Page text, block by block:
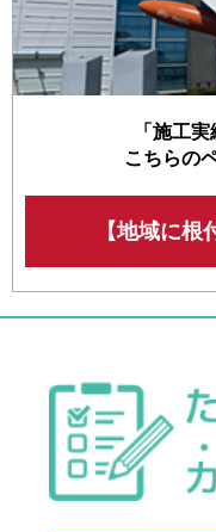
「施工
こちらの
【地域に根